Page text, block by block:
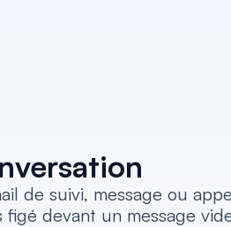
de suivi, message ou
devant un message